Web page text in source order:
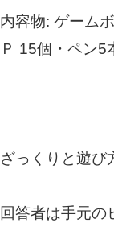
内容物: ゲーム
Ｐ 15個・ペン
ざっくりと遊び
回答者は手元の